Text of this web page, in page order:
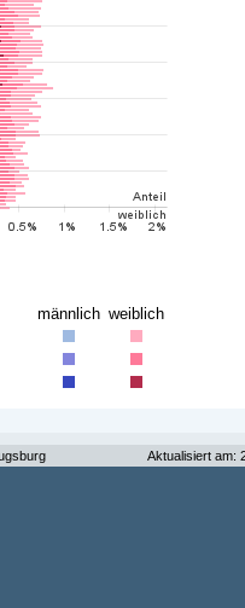
männlich weiblich
Aktualisiert am: